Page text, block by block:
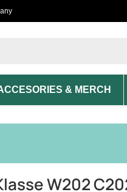
& MERCH
W202